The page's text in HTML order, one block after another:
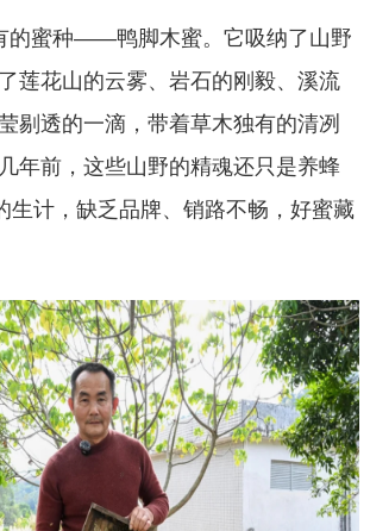
的蜜种——鸭脚木蜜。它吸纳了山野
莲花山的云雾、岩石的刚毅、溪流
剔透的一滴，带着草木独有的清冽
年前，这些山野的精魂还只是养蜂
生计，缺乏品牌、销路不畅，好蜜藏